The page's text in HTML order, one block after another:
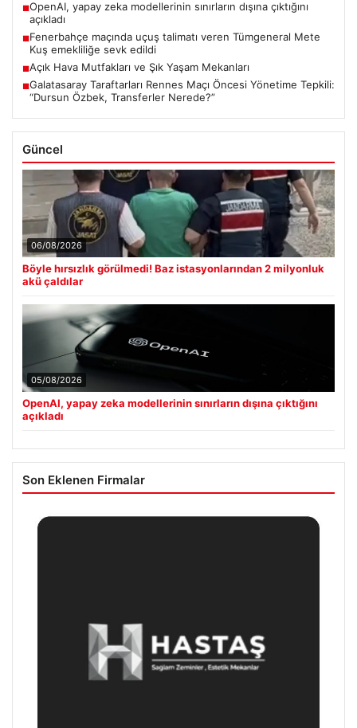
■OpenAI, yapay zeka modellerinin sınırların dışına çıktığını
açıkladı
■Fenerbahçe maçında uçuş talimatı veren Tümgeneral Mete
Kuş emekliliğe sevk edildi
■Açık Hava Mutfakları ve Şık Yaşam Mekanları
■Galatasaray Taraftarları Rennes Maçı Öncesi Yönetime Tepkili:
“Dursun Özbek, Transferler Nerede?”
Güncel
06/08/2026
Böyle hırsızlık görülmedi! Baz istasyonlarından 2 milyonluk
akü çaldılar
05/08/2026
OpenAI, yapay zeka modellerinin sınırların dışına çıktığını
açıkladı
Son Eklenen Firmalar